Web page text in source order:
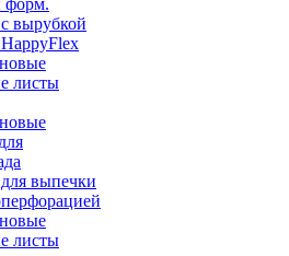
вырубкой
листы
выпечки
листы